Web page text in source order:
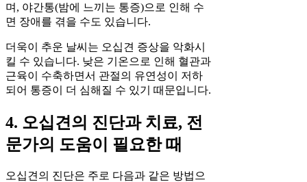
며, 야간통(밤에 느끼는 통증)으로 인해 수
면 장애를 겪을 수도 있습니다.
더욱이 추운 날씨는 오십견 증상을 악화시
킬 수 있습니다. 낮은 기온으로 인해 혈관과
근육이 수축하면서 관절의 유연성이 저하
되어 통증이 더 심해질 수 있기 때문입니다.
4. 오십견의 진단과 치료, 전
문가의 도움이 필요한 때
오십견의 진단은 주로 다음과 같은 방법으